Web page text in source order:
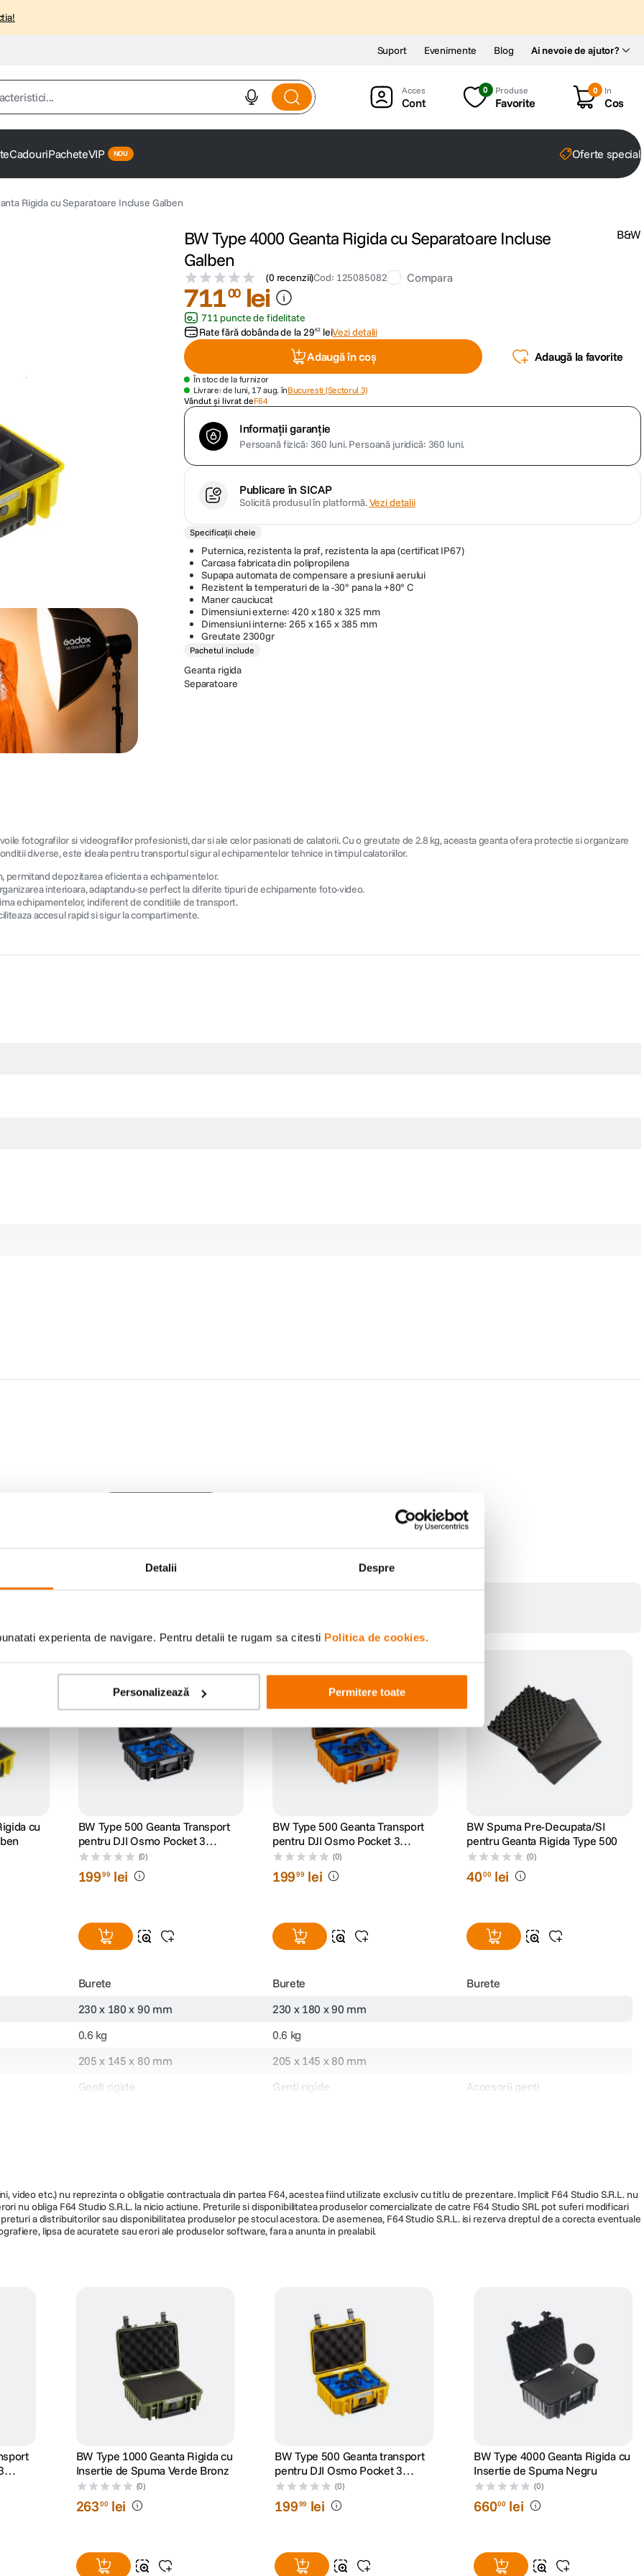
Detalii Despre
experienta de navigare. Pentru detalii te rugam sa citesti Politica de cookies.
Personalizează Permitere toate
Ai nevoie de ajutor?
Suport Evenimente Blog
Cont
0 Produse
Favorite
0 In
Cos
CadouriPacheteVIP Oferte
Rigida cu Separatoare Incluse Galben
BW Type 4000 Geanta Rigida cu Separatoare Incluse
Galben
(0 recenzii)Cod: 125085082 Compara
B&W
71100 lei
711 puncte de fidelitate
Rate fără dobânda de la2962 leiVezi detalii
Adaugă în coș Adaugă la favorite
În stoc de la furnizor
Livrare: de luni, 17 aug. înBucuresti (Sectorul 3)
Vândut și livrat deF64
Informații garanție
Persoană fizică: 360 luni. Persoană juridică: 360 luni.
Publicare în SICAP
Solicită produsul în platformă.Vezi detalii
Specificații cheie
Puternica, rezistenta la praf, rezistenta la apa (certificat IP67)
Carcasa fabricata din polipropilena
Supapa automata de compensare a presiunii aerului
Rezistent la temperaturi de la -30° pana la +80° C
Maner cauciucat
Dimensiuni externe: 420 x 180 x 325 mm
Dimensiuni interne: 265 x 165 x 385 mm
Greutate 2300gr
Pachetul include
Geanta rigida
Separatoare
fotografilor si videografilor profesionisti, dar si ale celor pasionati de calatorii. Cu o greutate de 2.8 kg, aceasta geanta ofera protectie si organizare
diverse, este ideala pentru transportul sigur al echipamentelor tehnice in timpul calatoriilor.
permitand depozitarea eficienta a echipamentelor.
interioara, adaptandu-se perfect la diferite tipuri de echipamente foto-video.
echipamentelor, indiferent de conditiile de transport.
accesul rapid si sigur la compartimente.
cu
BW Type 500 Geanta Transport
pentru DJI Osmo Pocket 3
Creator Combo Negru
(0)
19999 lei
BW Type 500 Geanta Transport
pentru DJI Osmo Pocket 3
Creator Combo Portocaliu
(0)
19999 lei
BW Spuma Pre-Decupata/SI
pentru Geanta Rigida Type 500
(0)
4000 lei
Burete Burete
Burete
230 x 180 x 90 mm
230 x 180 x 90 mm
0.6 kg
0.6 kg
205 x 145 x 80 mm
205 x 145 x 80 mm
Genti rigide Genti rigide
Accesorii genti
video etc.) nu reprezinta o obligatie contractuala din partea F64, acestea fiind utilizate exclusiv cu titlu de prezentare. Implicit F64 Studio S.R.L. nu
nu obliga F64 Studio S.R.L. la nicio actiune. Preturile si disponibilitatea produselor comercializate de catre F64 Studio SRL pot suferi modificari
a distribuitorilor sau disponibilitatea produselor pe stocul acestora. De asemenea, F64 Studio S.R.L. isi rezerva dreptul de a corecta eventuale
lipsa de acuratete sau erori ale produselor software, fara a anunta in prealabil.
BW Type 1000 Geanta Rigida cu
Insertie de Spuma Verde Bronz
(0)
26300 lei
BW Type 500 Geanta transport
pentru DJI Osmo Pocket 3
Creator Combo Galben
(0)
19999 lei
BW Type 4000 Geanta Rigida cu
Insertie de Spuma Negru
(0)
66000 lei